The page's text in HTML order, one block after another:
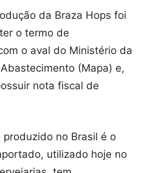
da Braza Hops foi
o termo de
o aval do Ministério da
(Mapa) e,
nota fiscal de
no Brasil é o
utilizado hoje no